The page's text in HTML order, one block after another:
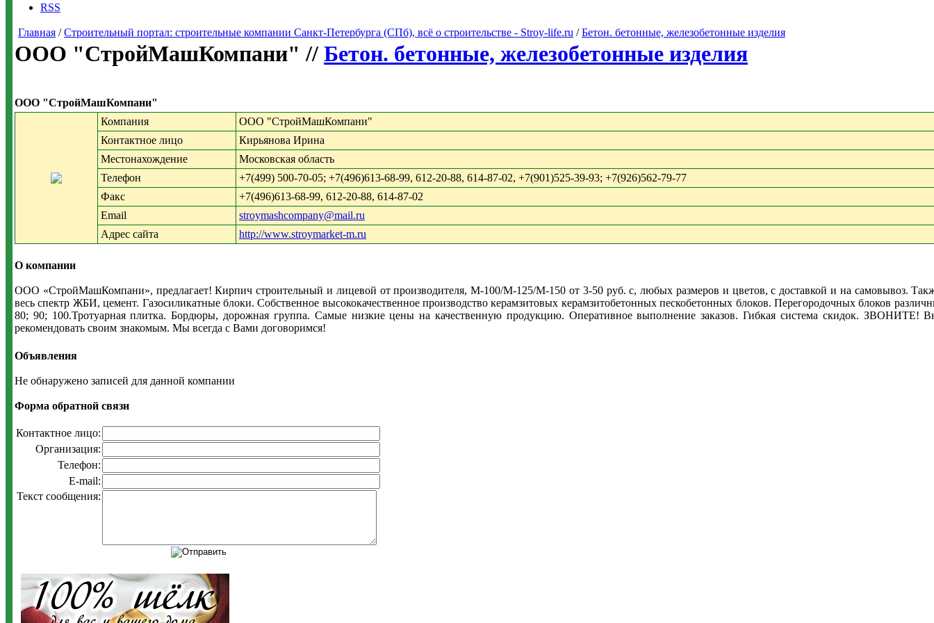
RSS
Главная /Строительный портал: строительные компании Санкт-Петербурга (СПб), всё о строительстве - Stroy-life.ru /Бетон. бетонные, железобетонные изделия
ООО "СтройМашКомпани" // Бетон. бетонные, железобетонные изделия
ООО "СтройМашКомпани"
Компания
ООО "СтройМашКомпани"
Контактное лицо
Кирьянова Ирина
Местонахождение
Московская область
Телефон
+7(499) 500-70-05; +7(496)613-68-99, 612-20-88, 614-87-02, +7(901)525-39-93; +7(926)562-79-77
Факс
+7(496)613-68-99, 612-20-88, 614-87-02
Email
stroymashcompany@mail.ru
Адрес сайта
http://www.stroymarket-m.ru
О компании
ООО «СтройМашКомпани», предлагает! Кирпич строительный и лицевой от производителя, М-100/М-125/М-150 от 3-50 руб. с, любых размеров и цветов, с доставкой и на самовывоз.
весь спектр ЖБИ, цемент. Газосиликатные блоки. Собственное высококачественное производство керамзитовых керамзитобетонных пескобетонных блоков. Перегородочных блоков
80; 90; 100.Тротуарная плитка. Бордюры, дорожная группа. Самые низкие цены на качественную продукцию. Оперативное выполнение заказов. Гибкая система скидок. ЗВОНИТЕ!
рекомендовать своим знакомым. Мы всегда с Вами договоримся!
Объявления
Не обнаружено записей для данной компании
Форма обратной связи
Контактное лицо:
Организация:
Телефон:
E-mail:
Текст сообщения: